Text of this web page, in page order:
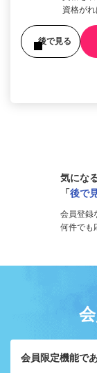
資格が
後で見る
気にな
「後で
会員登録
何件でも
会員限定機能で